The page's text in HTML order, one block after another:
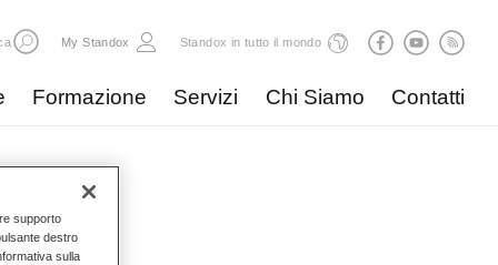
My Standox Standox in tutto il mondo
Formazione Servizi Chi Siamo Contatti
supporto
destro
sulla